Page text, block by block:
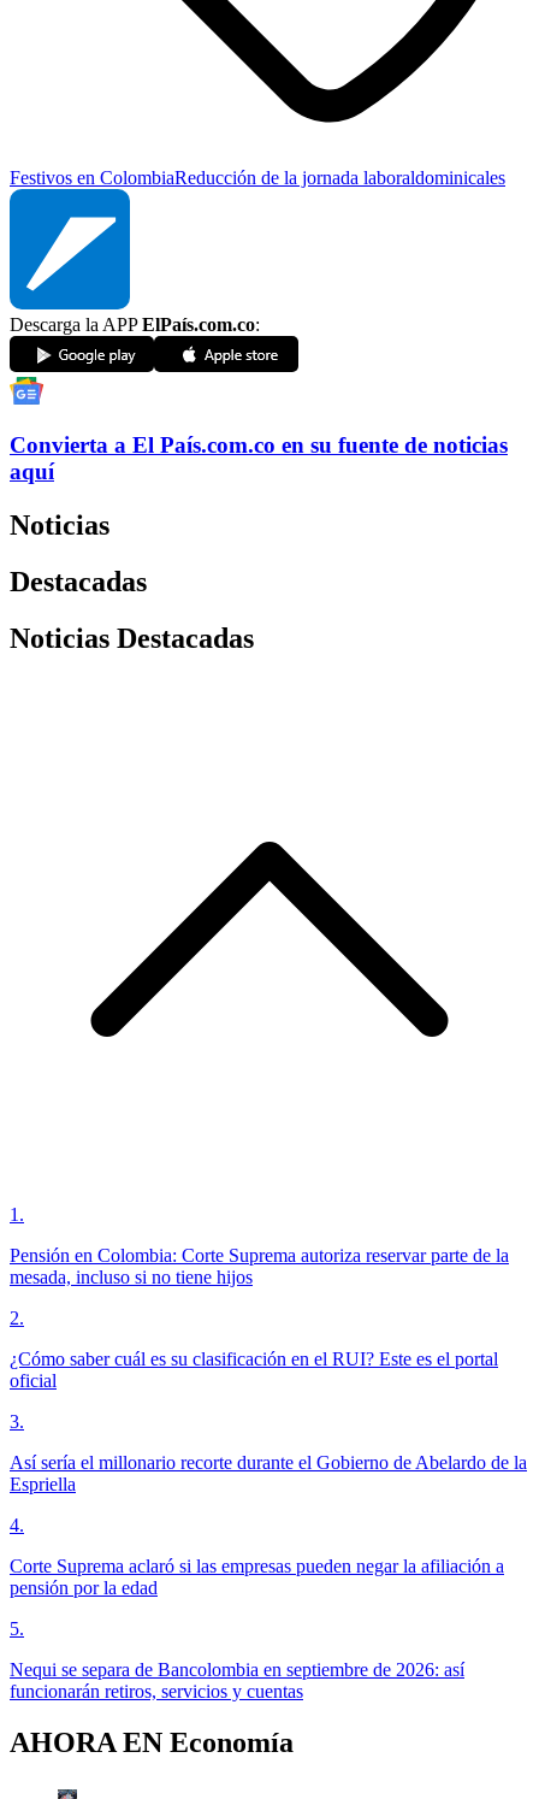
Festivos en ColombiaReducción de la jornada laboraldominicales
Descarga la APPElPaís.com.co:
Convierta a El País.com.co en su fuente de noticias
aquí
Noticias
Destacadas
Noticias Destacadas
1 .
Pensión en Colombia: Corte Suprema autoriza reservar parte de la
mesada, incluso si no tiene hijos
2.
¿Cómo saber cuál es su clasificación en el RUI? Este es el portal
oficial
3.
Así sería el millonario recorte durante el Gobierno de Abelardo de la
Espriella
4.
Corte Suprema aclaró si las empresas pueden negar la afiliación a
pensión por la edad
5.
Nequi se separa de Bancolombia en septiembre de 2026: así
funcionarán retiros, servicios y cuentas
AHORA EN Economía